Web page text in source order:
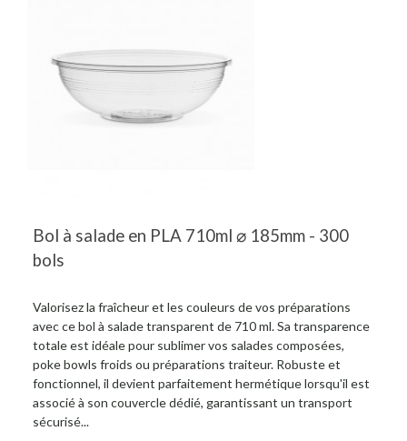
Bol à salade en PLA 710ml ⌀ 185mm - 300
bols
Valorisez la fraîcheur et les couleurs de vos préparations
avec ce bol à salade transparent de 710 ml. Sa transparence
totale est idéale pour sublimer vos salades composées,
poke bowls froids ou préparations traiteur. Robuste et
fonctionnel, il devient parfaitement hermétique lorsqu'il est
associé à son couvercle dédié, garantissant un transport
sécurisé...